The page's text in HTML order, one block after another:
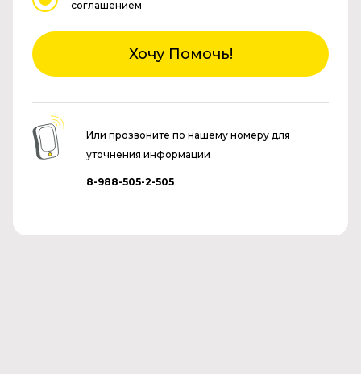
соглашением
Хочу Помочь!
Или прозвоните по нашему номеру для
уточнения информации
8-988-505-2-505